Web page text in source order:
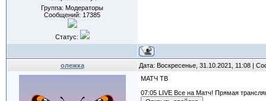
Группа: Модераторы
Сообщений: 17385
Статус:
олежка Дата: Воскресенье, 31.10.2021, 11:08 |
МАТЧ ТВ
07:05 LIVE Все на Матч! Прямая